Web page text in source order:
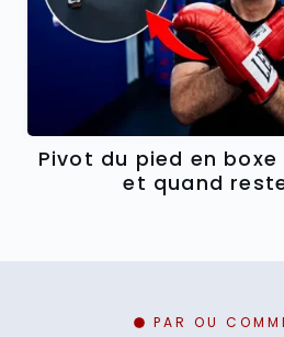
Pivot du pied en
et quand
PAR OU